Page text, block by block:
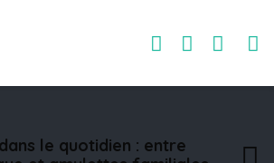
le quotidien : entre